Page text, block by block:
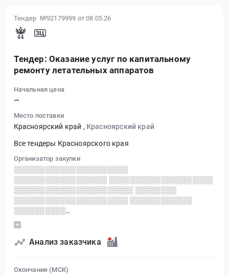
Тендер №92179999 от 08.05.26
Тендер: Оказание услуг по капитальному
ремонту летательных аппаратов
Начальная цена
—
Место поставки
Красноярский край , Красноярский край
Все тендеры Красноярского края
Организатор закупки
░░░░░░░░░░░░░░░░░░░░░░
░░░░░░░░░░░░░░░░░░ ░░░░░░░░░░░░░░░░░░░░
░░░░░░░░░░░░░░░░░░░░░░░ ░░░░░░░░
░░░░░░░░░░░░░░░░░░░░░░ ░░░░░░░░░░░░
░░░░░░░░░░
░░░░░░░░░░░░░░░░░░░░░░░░░░░░░░
Анализ заказчика
Окончание (МСК)